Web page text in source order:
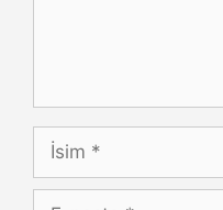
İsim